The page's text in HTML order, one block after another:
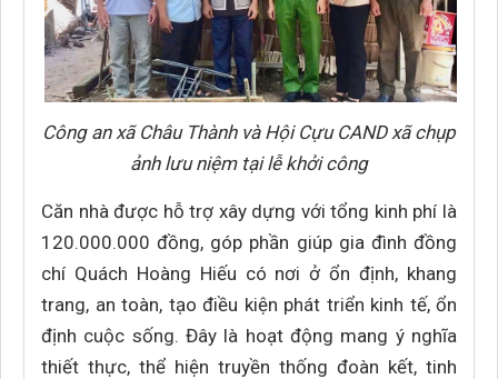
Công an xã Châu Thành và Hội Cựu CAND xã chụp
ảnh lưu niệm tại lễ khởi công
Căn nhà được hỗ trợ xây dựng với tổng kinh phí là
120.000.000 đồng, góp phần giúp gia đình đồng
chí Quách Hoàng Hiếu có nơi ở ổn định, khang
trang, an toàn, tạo điều kiện phát triển kinh tế, ổn
định cuộc sống. Đây là hoạt động mang ý nghĩa
thiết thực, thể hiện truyền thống đoàn kết, tinh